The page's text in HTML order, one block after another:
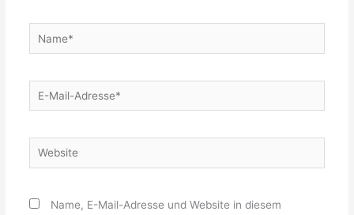
Name*
E-
Mail-
Website
Name, E-Mail-Adresse und Website in diesem